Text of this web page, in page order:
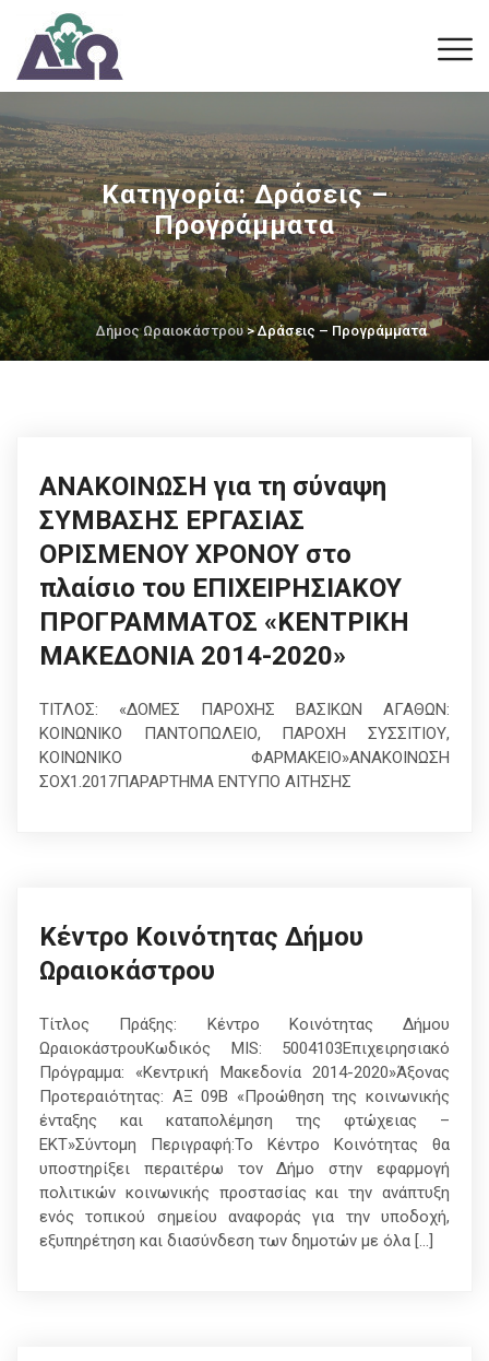
Κατηγορία:Δράσεις –
Προγράμματα
Δήμος Ωραιοκάστρου> Δράσεις – Προγράμματα
ΑΝΑΚΟΙΝΩΣΗ για τη σύναψη
ΣΥΜΒΑΣΗΣ ΕΡΓΑΣΙΑΣ
ΟΡΙΣΜΕΝΟΥ ΧΡΟΝΟΥ στο
πλαίσιο του ΕΠΙΧΕΙΡΗΣΙΑΚΟΥ
ΠΡΟΓΡΑΜΜΑΤΟΣ «ΚΕΝΤΡΙΚΗ
ΜΑΚΕΔΟΝΙΑ 2014-2020»
ΤΙΤΛΟΣ: «ΔΟΜΕΣ ΠΑΡΟΧΗΣ ΒΑΣΙΚΩΝ ΑΓΑΘΩΝ:
ΚΟΙΝΩΝΙΚΟ ΠΑΝΤΟΠΩΛΕΙΟ, ΠΑΡΟΧΗ ΣΥΣΣΙΤΙΟΥ,
ΚΟΙΝΩΝΙΚΟ ΦΑΡΜΑΚΕΙΟ»ΑΝΑΚΟΙΝΩΣΗ
ΣΟΧ1.2017ΠΑΡΑΡΤΗΜΑ ΕΝΤΥΠΟ ΑΙΤΗΣΗΣ
Κέντρο Κοινότητας Δήμου
Ωραιοκάστρου
Τίτλος Πράξης: Κέντρο Κοινότητας Δήμου
ΩραιοκάστρουΚωδικός ΜΙS: 5004103Επιχειρησιακό
Πρόγραμμα: «Κεντρική Μακεδονία 2014-2020»Άξονας
Προτεραιότητας: ΑΞ 09Β «Προώθηση της κοινωνικής
ένταξης και καταπολέμηση της φτώχειας –
ΕΚΤ»Σύντομη Περιγραφή:Το Κέντρο Κοινότητας θα
υποστηρίξει περαιτέρω τον Δήμο στην εφαρμογή
πολιτικών κοινωνικής προστασίας και την ανάπτυξη
ενός τοπικού σημείου αναφοράς για την υποδοχή,
εξυπηρέτηση και διασύνδεση των δημοτών με όλα […]